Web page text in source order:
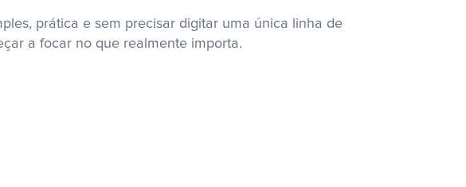
prática e sem precisar digitar uma única linha de
a focar no que realmente importa.